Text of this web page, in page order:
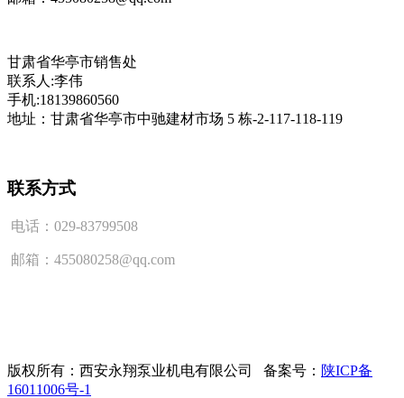
甘肃省华亭市销售处
联系人:李伟
手机:18139860560
地址：甘肃省华亭市中驰建材市场 5 栋-2-117-118-119
联系方式
电话：029-83799508
邮箱：455080258@qq.com
版权所有：西安永翔泵业机电有限公司 备案号： 陕ICP备
16011006号-1